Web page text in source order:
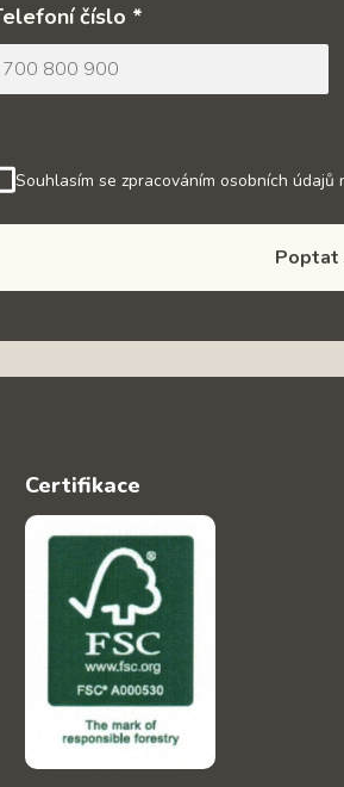
číslo *
Souhlasím se zpracováním osobních údajů
Poptat
Certifikace